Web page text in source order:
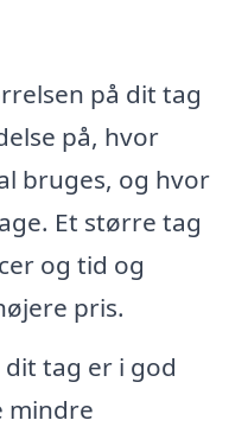
på dit tag
på, hvor
bruges, og hvor
Et større tag
og tid og
pris.
dit tag er i god
mindre